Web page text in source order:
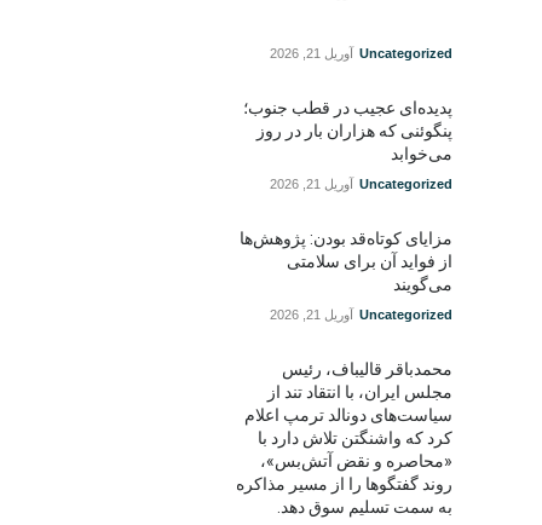
Uncategorized آوریل 21, 2026
پدیده‌ای عجیب در قطب جنوب؛
پنگوئنی که هزاران بار در روز
می‌خوابد
Uncategorized آوریل 21, 2026
مزایای کوتاه‌قد بودن: پژوهش‌ها
از فواید آن برای سلامتی
می‌گویند
Uncategorized آوریل 21, 2026
محمدباقر قالیباف، رئیس
مجلس ایران، با انتقاد تند از
سیاست‌های دونالد ترمپ اعلام
کرد که واشنگتن تلاش دارد با
«محاصره و نقض آتش‌بس»،
روند گفتگوها را از مسیر مذاکره
به سمت تسلیم سوق دهد.